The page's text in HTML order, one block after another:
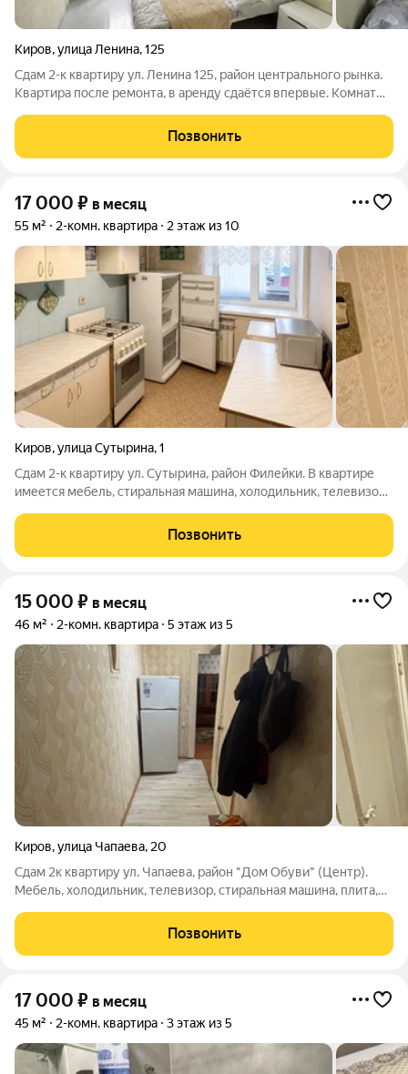
Киров,улица Ленина,125
Сдам 2-к квартиру ул. Ленина 125, район центрального рынка.
Квартира после ремонта, в аренду сдаётся впервые. Комнаты
техника - новая стиральная машина, холодильник, плита, эл.
чайник,
Позвонить
17 000 ₽ в месяц
55 м² 2-комн. квартира 2 этаж из 10
Киров,улица Сутырина,1
Сдам 2-к квартиру ул. Сутырина, район Филейки. В квартире
имеется мебель, стиральная машина, холодильник, телевизор,
Позвонить
15 000 ₽ в месяц
46 м² 2-комн. квартира 5 этаж из 5
Киров,улица Чапаева, 20
Сдам 2к квартиру ул. Чапаева, район "Дом Обуви" (Центр).
Мебель, холодильник, телевизор, стиральная машина, плита,
Позвонить
17 000 ₽ в месяц
45 м² 2-комн. квартира 3 этаж из 5